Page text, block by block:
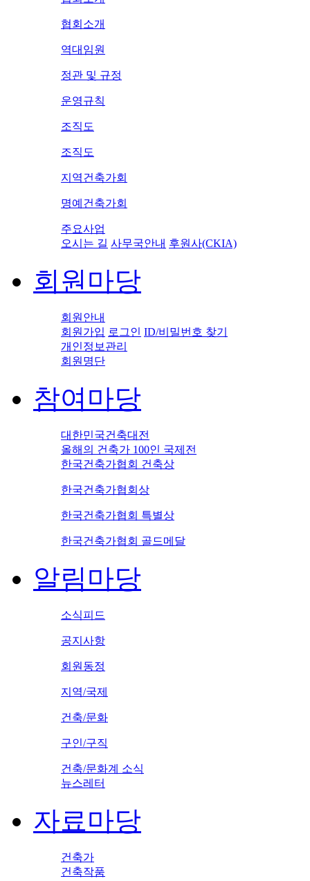
협회소개
역대임원
정관 및 규정
운영규칙
조직도
조직도
지역건축가회
명예건축가회
주요사업
오시는 길 사무국안내 후원사(CKIA)
회원마당
회원안내
회원가입 로그인 ID/비밀번호 찾기
개인정보관리
회원명단
참여마당
대한민국건축대전
올해의 건축가 100인 국제전
한국건축가협회 건축상
한국건축가협회상
한국건축가협회 특별상
한국건축가협회 골드메달
알림마당
소식피드
공지사항
회원동정
지역/국제
건축/문화
구인/구직
건축/문화계 소식
뉴스레터
자료마당
건축가
건축작품